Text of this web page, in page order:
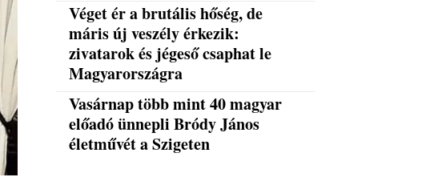
Véget ér a brutális hőség, de
máris új veszély érkezik:
zivatarok és jégeső csaphat le
Magyarországra
Vasárnap több mint 40 magyar
előadó ünnepli Bródy János
életművét a Szigeten